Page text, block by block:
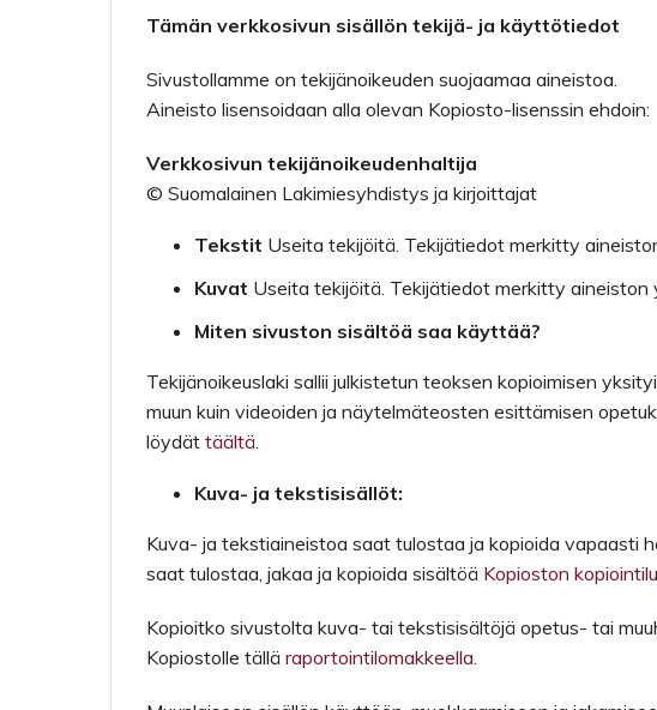
Tämän verkkosivun sisällön tekijä- ja käyttötiedot
Sivustollamme on tekijänoikeuden suojaamaa aineistoa.
Aineisto lisensoidaan alla olevan Kopiosto-lisenssin ehdoin:
Verkkosivun tekijänoikeudenhaltija
© Suomalainen Lakimiesyhdistys ja kirjoittajat
Tekstit Useita tekijöitä. Tekijätiedot merkitty
Kuvat Useita tekijöitä. Tekijätiedot merkitty aineiston
Miten sivuston sisältöä saa käyttää?
Tekijänoikeuslaki sallii julkistetun teoksen kopioimisen
muun kuin videoiden ja näytelmäteosten esittämisen
löydät täältä.
Kuva- ja tekstisisällöt:
Kuva- ja tekstiaineistoa saat tulostaa ja kopioida vapaasti
saat tulostaa, jakaa ja kopioida sisältöä Kopioston
Kopioitko sivustolta kuva- tai tekstisisältöjä opetus- tai
Kopiostolle tällä raportointilomakkeella.